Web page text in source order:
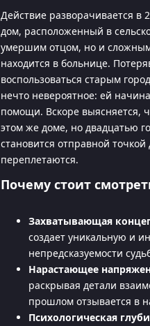
Действие разворачивается в
дом, расположенный в
умершим отцом, но и
находится в больнице.
воспользоваться старым
нечто невероятное: ей
помощи. Вскоре выясняется,
этом же доме, но двадцатью
становится отправной
переплетаются.
Почему стоит
Захватывающая
создает уникальную и
непредсказуемости
Нарастающее
раскрывая детали
прошлом отзывается в
Психологическая